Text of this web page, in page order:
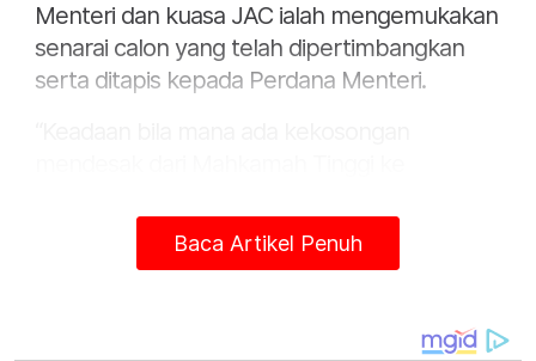
Menteri dan kuasa JAC ialah mengemukakan
senarai calon yang telah dipertimbangkan
serta ditapis kepada Perdana Menteri.
pelantikan membayangkan Perdana Menteri
tidak bersetuju dengan calon-calon yang
Baca Artikel Penuh